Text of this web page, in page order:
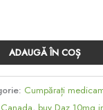
ADAUGĂ ÎN COȘ
Cumpărați
, buy Daz 10mg